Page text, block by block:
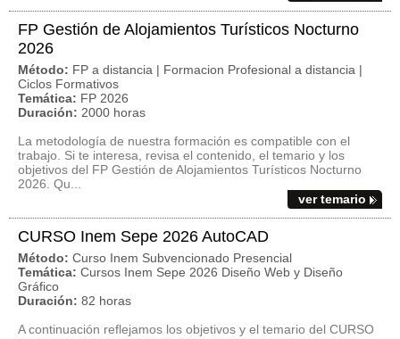
FP Gestión de Alojamientos Turísticos Nocturno
2026
Método: FP a distancia | Formacion Profesional a distancia |
Ciclos Formativos
Temática: FP 2026
Duración: 2000 horas
La metodología de nuestra formación es compatible con el
trabajo. Si te interesa, revisa el contenido, el temario y los
objetivos del FP Gestión de Alojamientos Turísticos Nocturno
2026. Qu...
ver temario
CURSO Inem Sepe 2026 AutoCAD
Método: Curso Inem Subvencionado Presencial
Temática: Cursos Inem Sepe 2026 Diseño Web y Diseño
Gráfico
Duración: 82 horas
A continuación reflejamos los objetivos y el temario del CURSO